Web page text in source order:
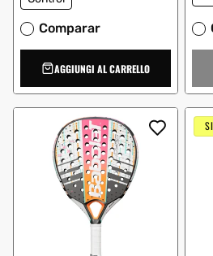
Comparar
AGGIUNGI AL CARRELLO